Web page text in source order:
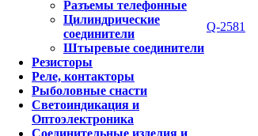
Разъемы телефонные
Цилиндрические
соединители
Штыревые соединители
Резисторы
Реле, контакторы
Рыболовные снасти
Светоиндикация и
Оптоэлектроника
Соединительные изделия и
Q-2581